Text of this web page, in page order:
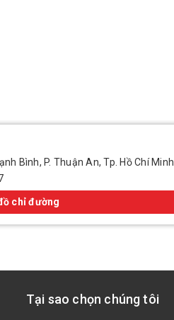
Bình, P. Thuận An, Tp. Hồ Chí Minh
chỉ đường
Tại sao chọn chúng tôi